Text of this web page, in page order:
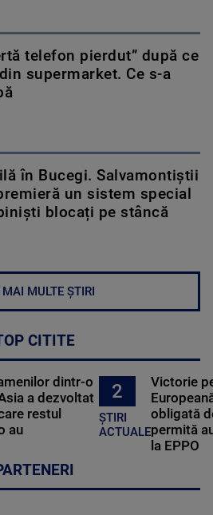
telefon pierdut” după ce
supermarket. Ce s-a
în Bucegi. Salvamontiștii
un sistem special
blocați pe stâncă
MULTE ȘTIRI
CITITE
dintr-o
a dezvoltat
restul
au
2
ȘTIRI
ACTUALE
Victorie
obligată
permită
la EPPO